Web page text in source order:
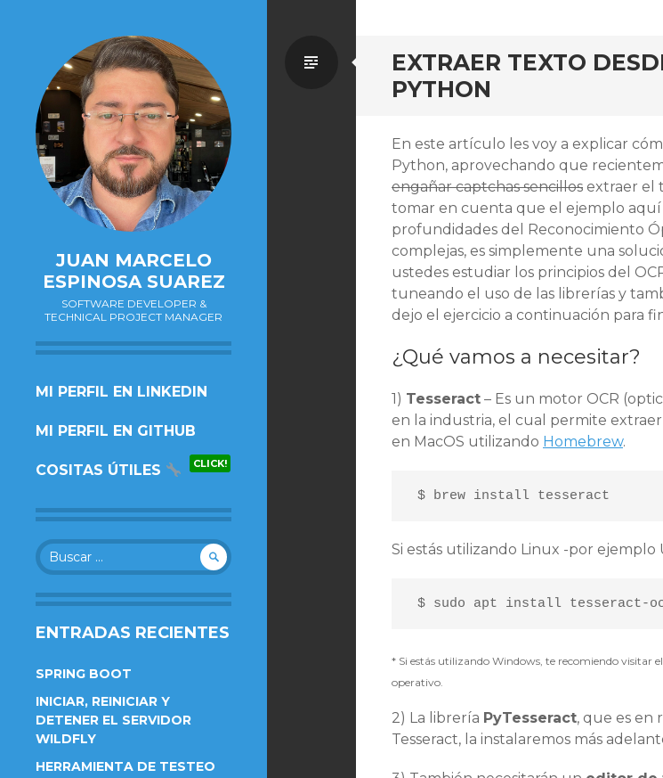
JUAN MARCELO
ESPINOSA SUAREZ
SOFTWARE DEVELOPER &
TECHNICAL PROJECT MANAGER
SALTAR
CONTENIDO.
MI PERFIL EN LINKEDIN
MI PERFIL EN GITHUB
COSITAS ÚTILES CLICK!
Buscar:
ENTRADAS RECIENTES
SPRING BOOT
INICIAR, REINICIAR Y
DETENER EL SERVIDOR
WILDFLY
HERRAMIENTA DE TESTEO
EXTRAER TEXTO
PYTHON
Estándar
En este artículo les voy a explicar
Python, aprovechando que
engañar captchas sencillos extraer el
tomar en cuenta que el ejemplo aquí
profundidades del Reconocimiento
complejas, es simplemente una
ustedes estudiar los principios del
tuneando el uso de las librerías y
dejo el ejercicio a continuación para
¿Qué vamos a necesitar?
1) Tesseract – Es un motor OCR
en la industria, el cual permite
en MacOS utilizando Homebrew.
$ brew install tesseract
Si estás utilizando Linux -por
$ sudo apt install tesseract-
* Si estás utilizando Windows, te recomiendo visitar
operativo.
2) La librería PyTesseract, que es en
Tesseract, la instalaremos más